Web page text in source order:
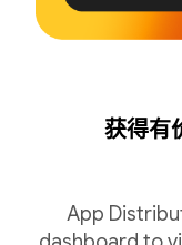
获得有
App